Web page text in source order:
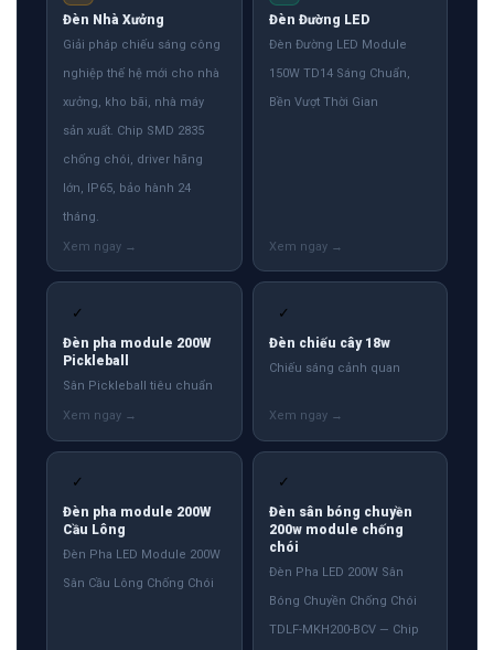
Đèn Nhà Xưởng
Giải pháp chiếu sáng công
nghiệp thế hệ mới cho nhà
xưởng, kho bãi, nhà máy
sản xuất. Chip SMD 2835
chống chói, driver hãng
lớn, IP65, bảo hành 24
tháng.
Đèn Đường LED
Đèn Đường LED Module
150W TD14 Sáng Chuẩn,
Bền Vượt Thời Gian
✓
Đèn pha module 200W
Pickleball
Sân Pickleball tiêu chuẩn
✓
Đèn chiếu cây 18w
Chiếu sáng cảnh quan
✓
Đèn pha module 200W
Cầu Lông
Đèn Pha LED Module 200W
Sân Cầu Lông Chống Chói
✓
Đèn sân bóng chuyền
200w module chống
chói
Đèn Pha LED 200W Sân
Bóng Chuyền Chống Chói
TDLF-MKH200-BCV — Chip